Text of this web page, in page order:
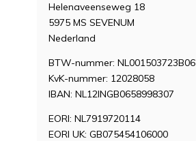
Helenaveenseweg 18
5975 MS SEVENUM
Nederland
BTW-nummer: NL001503723B06
KvK-nummer: 12028058
IBAN: NL12INGB0658998307
EORI: NL7919720114
EORI UK: GB075454106000